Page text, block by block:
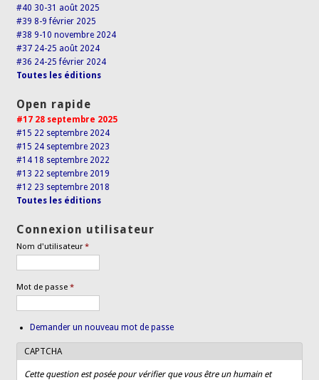
#40 30-31 août 2025
#39 8-9 février 2025
#38 9-10 novembre 2024
#37 24-25 août 2024
#36 24-25 février 2024
Toutes les éditions
Open rapide
#17 28 septembre 2025
#15 22 septembre 2024
#15 24 septembre 2023
#14 18 septembre 2022
#13 22 septembre 2019
#12 23 septembre 2018
Toutes les éditions
Connexion utilisateur
Nom d'utilisateur*
Mot de passe*
Demander un nouveau mot de passe
CAPTCHA
Cette question est posée pour vérifier que vous être un humain et